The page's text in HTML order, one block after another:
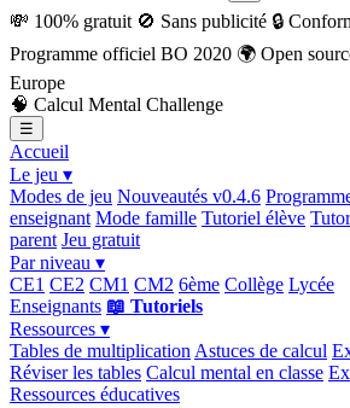
💸 100% gratuit 🚫 Sans publicité 🔒
Programme officiel BO 2020 🌍 Open
Europe
🧠 Calcul Mental Challenge
☰
Accueil
Le jeu ▾
Modes de jeu Nouveautés v0.4.6
enseignant Mode famille Tutoriel élève
parent Jeu gratuit
Par niveau ▾
CE1 CE2 CM1 CM2 6ème Collège Lycée
Enseignants 📖 Tutoriels
Ressources ▾
Tables de multiplication Astuces de calcul
Réviser les tables Calcul mental en classe
Ressources éducatives